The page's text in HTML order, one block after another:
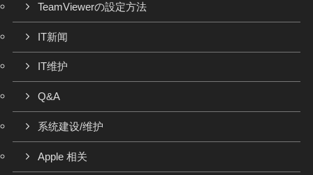
TeamViewerの設定方法
IT新闻
IT维护
Q&A
系统建设/维护
Apple 相关